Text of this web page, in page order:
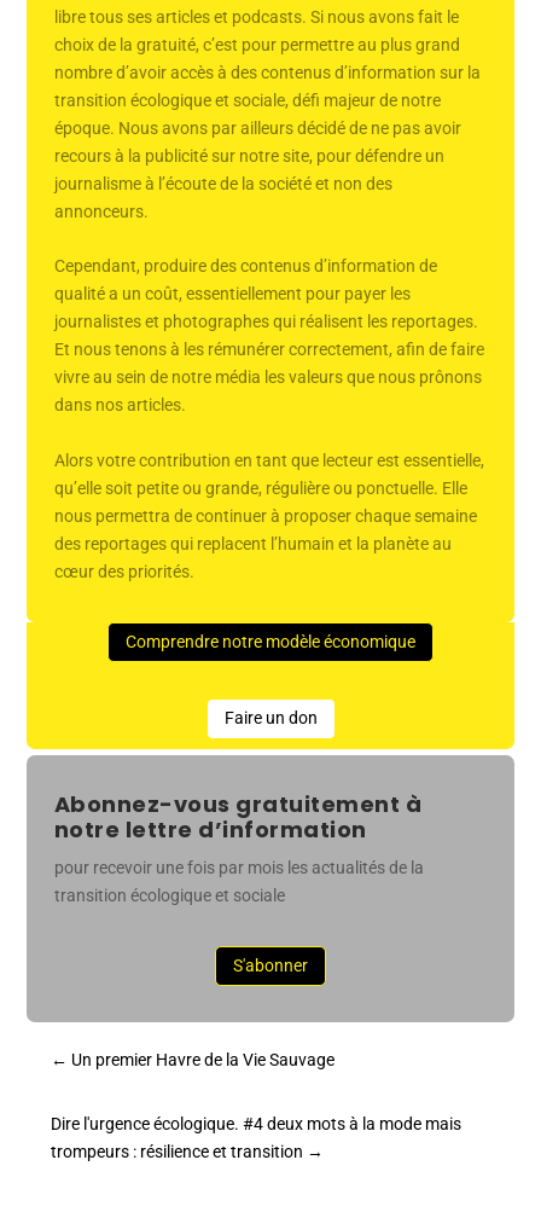
libre tous ses articles et podcasts. Si nous avons fait le
choix de la gratuité, c’est pour permettre au plus grand
nombre d’avoir accès à des contenus d’information sur la
transition écologique et sociale, défi majeur de notre
époque. Nous avons par ailleurs décidé de ne pas avoir
recours à la publicité sur notre site, pour défendre un
journalisme à l’écoute de la société et non des
annonceurs.
Cependant, produire des contenus d’information de
qualité a un coût, essentiellement pour payer les
journalistes et photographes qui réalisent les reportages.
Et nous tenons à les rémunérer correctement, afin de faire
vivre au sein de notre média les valeurs que nous prônons
dans nos articles.
Alors votre contribution en tant que lecteur est essentielle,
qu’elle soit petite ou grande, régulière ou ponctuelle. Elle
nous permettra de continuer à proposer chaque semaine
des reportages qui replacent l’humain et la planète au
cœur des priorités.
Comprendre notre modèle économique
Faire un don
Abonnez-vous gratuitement à
notre lettre d’information
pour recevoir une fois par mois les actualités de la
transition écologique et sociale
S'abonner
← Un premier Havre de la Vie Sauvage
Dire l'urgence écologique. #4 deux mots à la mode mais
trompeurs : résilience et transition →